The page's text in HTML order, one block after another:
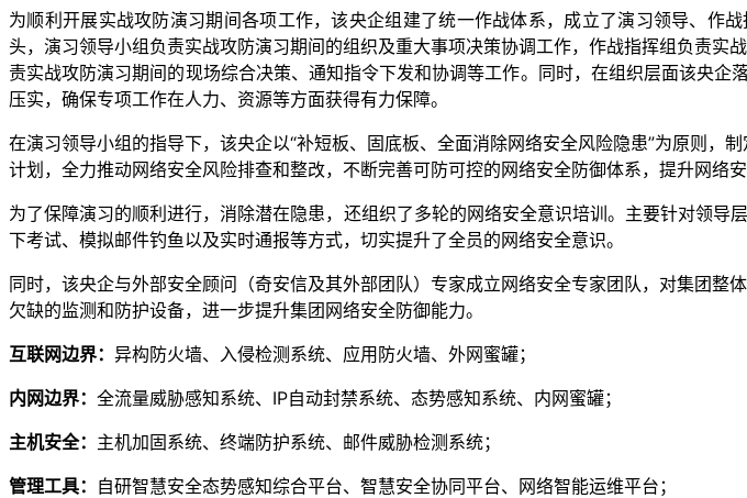
为顺利开展实战攻防演习期间各项工作，该央企组建了统一作战体系，成立了演习领导、作
头，演习领导小组负责实战攻防演习期间的组织及重大事项决策协调工作，作战指挥组负责实
责实战攻防演习期间的现场综合决策、通知指令下发和协调等工作。同时，在组织层面该央企
压实，确保专项工作在人力、资源等方面获得有力保障。
在演习领导小组的指导下，该央企以“补短板、固底板、全面消除网络安全风险隐患”为原则
计划，全力推动网络安全风险排查和整改，不断完善可防可控的网络安全防御体系，提升网络
为了保障演习的顺利进行，消除潜在隐患，还组织了多轮的网络安全意识培训。主要针对领
下考试、模拟邮件钓鱼以及实时通报等方式，切实提升了全员的网络安全意识。
同时，该央企与外部安全顾问（奇安信及其外部团队）专家成立网络安全专家团队，对集团
欠缺的监测和防护设备，进一步提升集团网络安全防御能力。
互联网边界： 异构防火墙、入侵检测系统、应用防火墙、外网蜜罐；
内网边界： 全流量威胁感知系统、IP自动封禁系统、态势感知系统、内网蜜罐；
主机安全： 主机加固系统、终端防护系统、邮件威胁检测系统；
管理工具： 自研智慧安全态势感知综合平台、智慧安全协同平台、网络智能运维平台；